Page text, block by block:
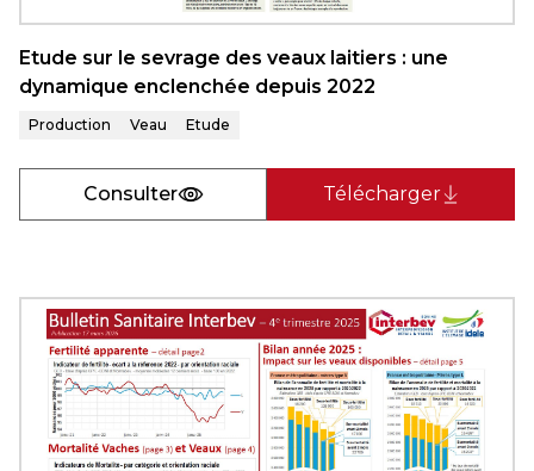
Etude sur le sevrage des veaux laitiers : une
dynamique enclenchée depuis 2022
Production Veau Etude
Consulter Télécharger